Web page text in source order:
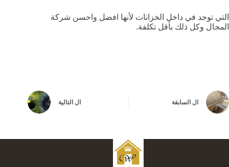
التي توجد في داخل الخزانات لأنها افضل واحسن شركة
المجال وكل ذلك بأقل تكلفة.
ال السابقة ال التالية